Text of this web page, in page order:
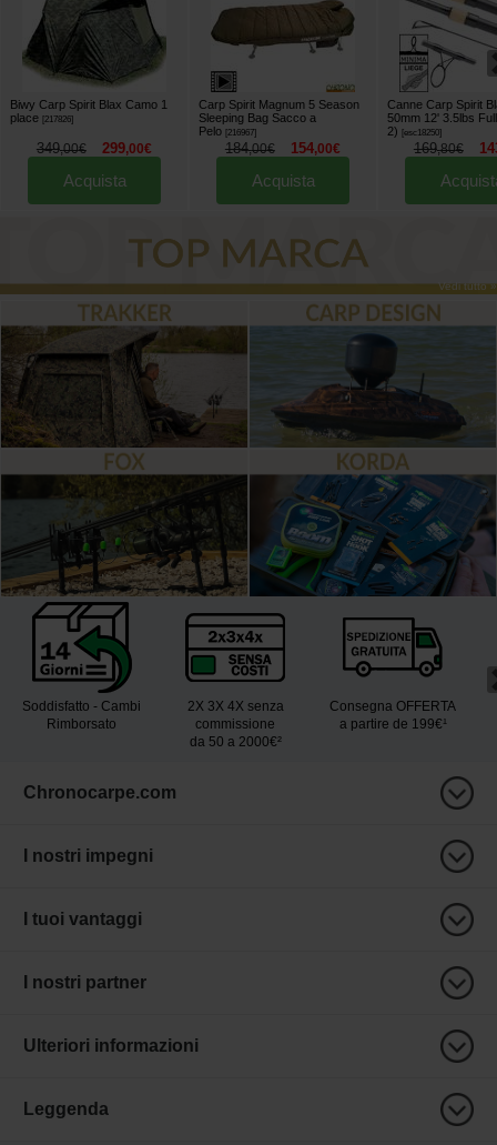
Biwy Carp Spirit Blax Camo 1
place [217826]
349,00€ 299,00€
Acquista
Carp Spirit Magnum 5 Season
Sleeping Bag Sacco a
Pelo [216967]
184,00€ 154,00€
Acquista
Canne Carp Spirit
50mm 12' 3.5lbs
2) [esc18250]
169,80€
Vedi tutto »
Soddisfatto - Cambi
Rimborsato
2X 3X 4X senza
commissione
da 50 a 2000€²
Consegna OFFERTA
a partire de 199€¹
Chronocarpe.com
I nostri impegni
I tuoi vantaggi
I nostri partner
Ulteriori informazioni
Leggenda